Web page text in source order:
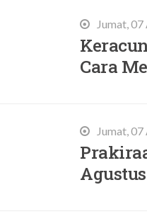
Jumat,
Cara
Jumat,